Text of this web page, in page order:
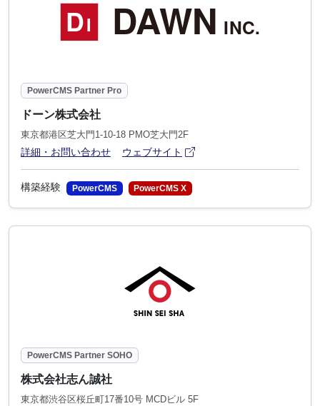
PowerCMS Partner Pro
ドーン株式会社
東京都港区芝大門1-10-18 PMO芝大門2F
詳細・お問い合わせ ウェブサイト
構築経験 PowerCMS PowerCMS X
PowerCMS Partner SOHO
株式会社志ん誠社
東京都渋谷区桜丘町17番10号 MCDビル 5F